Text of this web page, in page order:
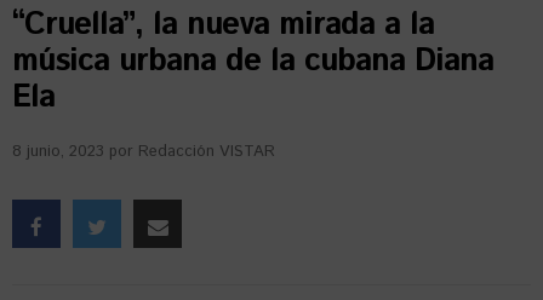
“Cruella”, la nueva mirada a la
música urbana de la cubana Diana
Ela
8 junio, 2023 por Redacción VISTAR